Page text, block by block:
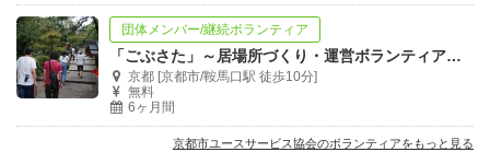
団体メンバー/継続ボランティア
「ごぶさた」～居場所づくり・運営ボランティア～募集!
京都 [京都市/鞍馬口駅 徒歩10分]
無料
6ヶ月間
京都市ユースサービス協会のボランティアをもっと見る